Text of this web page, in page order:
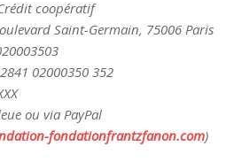
coopératif
Saint-Germain, 75006 Paris
02000350 352
ou via PayPal
fondationfrantzfanon.com)